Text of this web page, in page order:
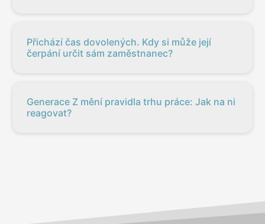
Přichází čas dovolených. Kdy si může její
čerpání určit sám zaměstnanec?
Generace Z mění pravidla trhu práce: Jak na ni
reagovat?